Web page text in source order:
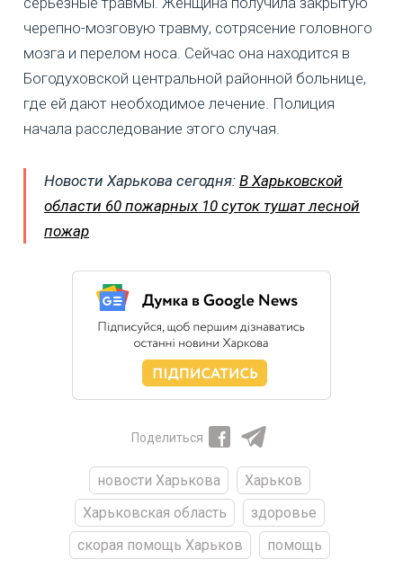
черепно-мозговую травму, сотрясение головного
мозга и перелом носа. Сейчас она находится в
Богодуховской центральной районной больнице,
где ей дают необходимое лечение. Полиция
начала расследование этого случая.
Новости Харькова сегодня: В Харьковской
области 60 пожарных 10 суток тушат лесной
пожар
Поделиться
новости Харькова
Харьков
Харьковская область
здоровье
скорая помощь Харьков
помощь